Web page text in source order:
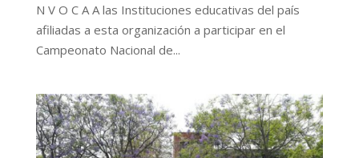
N V O C A A las Instituciones educativas del país
afiliadas a esta organización a participar en el
Campeonato Nacional de...